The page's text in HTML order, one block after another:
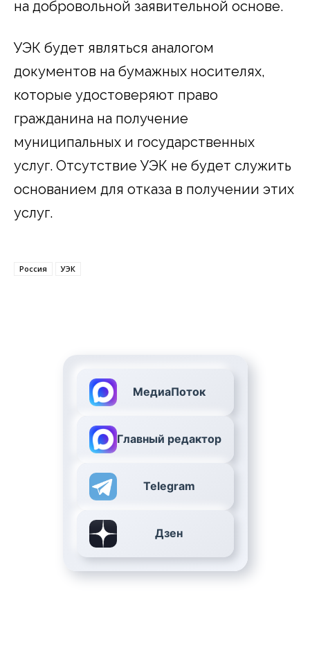
на добровольной заявительной основе.
УЭК будет являться аналогом
документов на бумажных носителях,
которые удостоверяют право
гражданина на получение
муниципальных и государственных
услуг. Отсутствие УЭК не будет служить
основанием для отказа в получении этих
услуг.
Россия УЭК
МедиаПоток
Главный редактор
Telegram
Дзен